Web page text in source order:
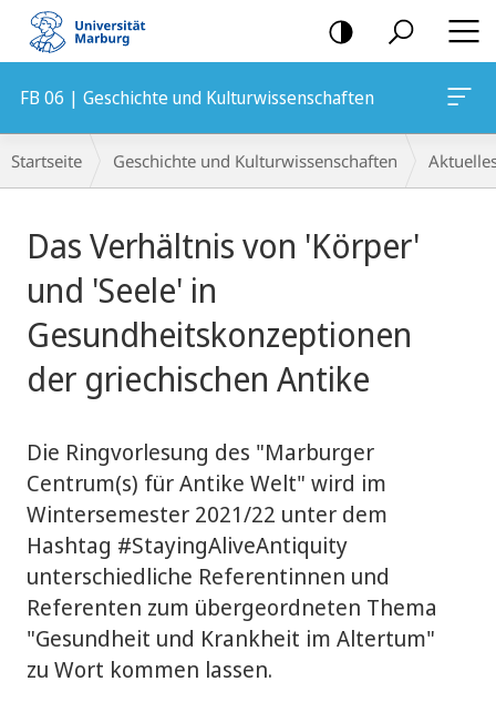
Mobile-
Navigation
FB 06 | Geschichte und Kulturwissenschaften
Breadcrumb-
Navigation
Startseite Geschichte und Kulturwissenschaften
Das Verhältnis von 'Körper'
und 'Seele' in
Gesundheitskonzeptionen
der griechischen Antike
Die Ringvorlesung des "Marburger
Centrum(s) für Antike Welt" wird im
Wintersemester 2021/22 unter dem
Hashtag #StayingAliveAntiquity
unterschiedliche Referentinnen und
Referenten zum übergeordneten Thema
"Gesundheit und Krankheit im Altertum"
zu Wort kommen lassen.